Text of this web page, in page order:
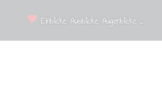
Einblicke, Ausblicke, Augenblicke ...